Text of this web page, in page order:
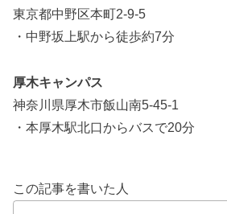
東京都中野区本町2-9-5
・中野坂上駅から徒歩約7分
厚木キャンパス
神奈川県厚木市飯山南5-45-1
・本厚木駅北口からバスで20分
この記事を書いた人